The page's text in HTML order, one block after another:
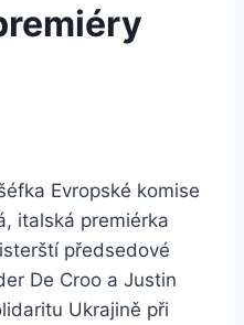
Evropské komise
italská premiérka
předsedové
De Croo a Justin
Ukrajině při